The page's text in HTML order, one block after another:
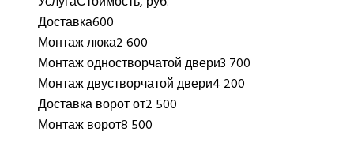
Доставка600
Монтаж люка2 600
Монтаж одностворчатой двери3 700
Монтаж двустворчатой двери4 200
Доставка ворот от2 500
Монтаж ворот8 500